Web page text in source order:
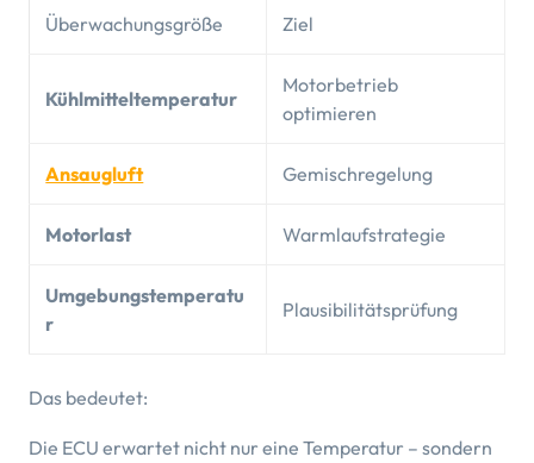
Überwachungsgröße Ziel
Kühlmitteltemperatur
Motorbetrieb
optimieren
Ansaugluft Gemischregelung
Motorlast Warmlaufstrategie
Umgebungstemperatu
r
Plausibilitätsprüfung
Das bedeutet:
Die ECU erwartet nicht nur eine Temperatur – sondern